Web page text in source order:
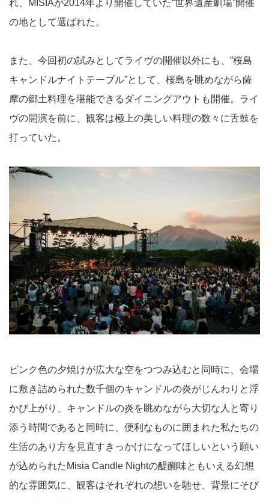
れ、MISIAが2014年より開催していた“世界遺産劇場”開催
の地として選ばれた。
また、今回初の試みとしてライヴの開催以外にも、”桜島
キャンドルナイトテーブル”として、桜島を眺めながら薩
摩の郷土料理を堪能できるダイニングアウトも開催。ライ
ヴの開演を前に、観客は極上の美しい料理の数々に舌鼓を
打っていた。
ピンク色の夕焼けが広大な空をつつみ込むと同時に、会場
に敷き詰められた数千個のキャンドルの炎がじんわりと浮
かび上がり、キャンドルの炎を眺めながら大切な人と寄り
添う時間であると同時に、便利なものに囲まれた私たちの
生活のあり方を見直すきっかけになってほしいという願い
が込められたMisia Candle Nightの醍醐味ともいえる幻想
的な雰囲気に、観客はそれぞれの想いを馳せ、背景にそび